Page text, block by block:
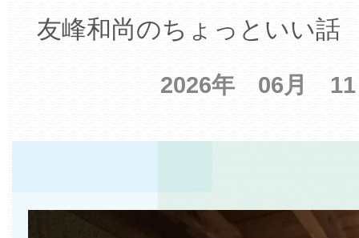
友峰和尚のちょっといい話
2026年 06月